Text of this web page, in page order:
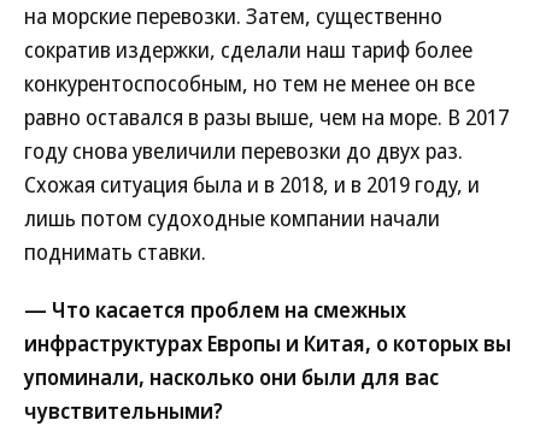
на морские перевозки. Затем, существенно
сократив издержки, сделали наш тариф более
конкурентоспособным, но тем не менее он все
равно оставался в разы выше, чем на море. В 2017
году снова увеличили перевозки до двух раз.
Схожая ситуация была и в 2018, и в 2019 году, и
лишь потом судоходные компании начали
поднимать ставки.
— Что касается проблем на смежных
инфраструктурах Европы и Китая, о которых вы
упоминали, насколько они были для вас
чувствительными?